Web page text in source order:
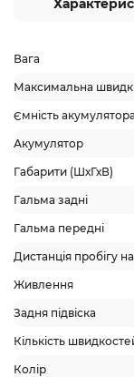
Вага
Максимальна
Ємність акумулятора
Акумулятор
Габарити (ШхГхВ)
Гальма задні
Гальма передні
Дистанція пробігу
Живлення
Задня підвіска
Кількість
Колір